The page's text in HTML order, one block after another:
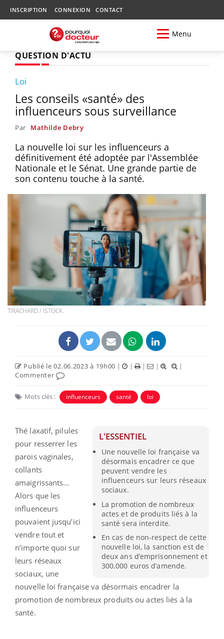
INSCRIPTION CONNEXION CONTACT
Menu
QUESTION D'ACTU
Loi
Les conseils «santé» des
influenceurs sous surveillance
Par Mathilde Debry
La nouvelle loi sur les influenceurs a
définitivement été adoptée par l'Assemblée
Nationale et le Sénat. Une grande partie de
son contenu touche à la santé.
TIRACHARD / ISTOCK.
Publié le 02.06.2023 à 19h00 | | | |
|
Commenter
Mots clés : influenceurs santé loi
L'ESSENTIEL
Une nouvelle loi française va
désormais encadrer ce que
peuvent vendre les
influenceurs sur leurs réseaux
sociaux.
La promotion de nombreux
actes et de produits liés à la
santé sera interdite.
En cas de non-respect de cette
nouvelle loi, la sanction est de
deux ans d’emprisonnement et
300.000 euros d’amende.
Thé laxatif, pilules
pour resserrer les
parois vaginales,
collants
amaigrissants...
Alors que les
influenceurs
pouvaient jusqu’ici
vendre tout et
n’importe quoi sur
leurs réseaux
sociaux, une
nouvelle loi française va désormais encadrer la
promotion de nombreux produits ou actes liés à la
santé.